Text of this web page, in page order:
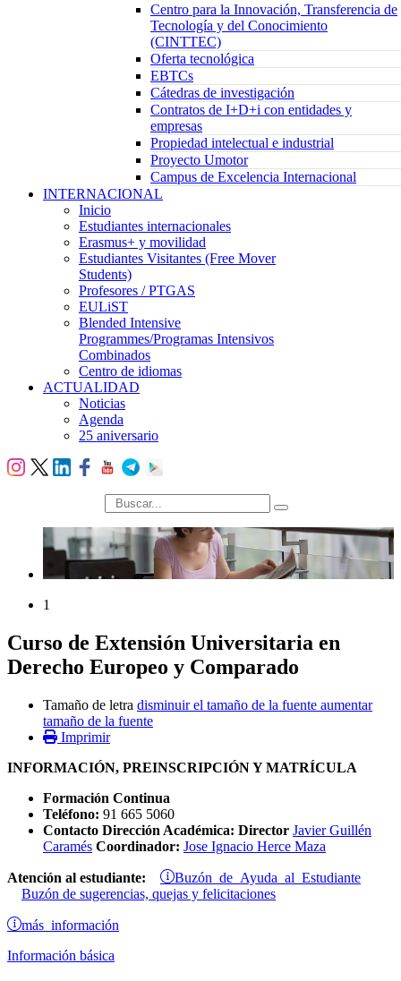
Centro para la Innovación, Transferencia de
Tecnología y del Conocimiento
(CINTTEC)
Oferta tecnológica
EBTCs
Cátedras de investigación
Contratos de I+D+i con entidades y
empresas
Propiedad intelectual e industrial
Proyecto Umotor
Campus de Excelencia Internacional
INTERNACIONAL
Inicio
Estudiantes internacionales
Erasmus+ y movilidad
Estudiantes Visitantes (Free Mover
Students)
Profesores / PTGAS
EULiST
Blended Intensive
Programmes/Programas Intensivos
Combinados
Centro de idiomas
ACTUALIDAD
Noticias
Agenda
25 aniversario
búsqueda
1
Curso de Extensión Universitaria en
Derecho Europeo y Comparado
Tamaño de letra disminuir el tamaño de la fuente aumentar
tamaño de la fuente
Imprimir
INFORMACIÓN, PREINSCRIPCIÓN Y MATRÍCULA
Formación Continua
Teléfono: 91 665 5060
Contacto Dirección Académica: Director Javier Guillén
Caramés Coordinador: Jose Ignacio Herce Maza
Atención al estudiante: Buzón de Ayuda al Estudiante
Buzón de sugerencias, quejas y felicitaciones
más información
Información básica